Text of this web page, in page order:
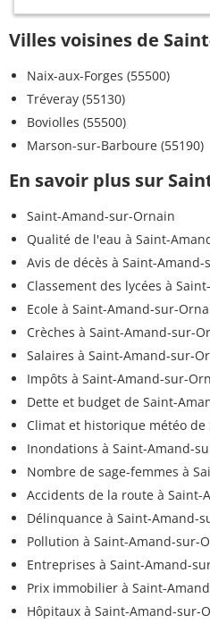
Villes voisines de
Naix-aux-Forges (55500)
Tréveray (55130)
Boviolles (55500)
Marson-sur-Barboure (55190)
En savoir plus sur
Saint-Amand-sur-Ornain
Qualité de l'eau à Saint-
Avis de décès à Saint-
Classement des lycées à
Ecole à Saint-Amand-sur-
Crèches à Saint-Amand-sur-
Salaires à Saint-Amand-sur-
Impôts à Saint-Amand-sur-
Dette et budget de Saint-
Climat et historique météo
Inondations à Saint-Amand-
Nombre de sage-femmes à
Accidents de la route à Saint-
Délinquance à Saint-Amand-
Pollution à Saint-Amand-sur-
Entreprises à Saint-Amand-
Prix immobilier à Saint-
Hôpitaux à Saint-Amand-sur-